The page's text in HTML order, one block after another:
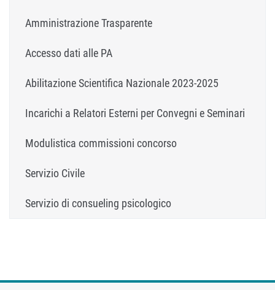
Amministrazione Trasparente
Accesso dati alle PA
Abilitazione Scientifica Nazionale 2023-2025
Incarichi a Relatori Esterni per Convegni e Seminari
Modulistica commissioni concorso
Servizio Civile
Servizio di consueling psicologico